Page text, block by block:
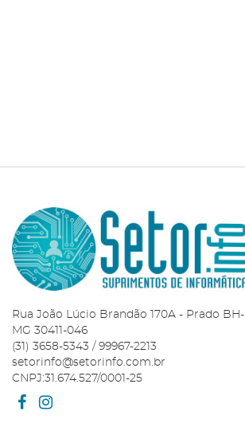
Rua João Lúcio Brandão 170A - Prado BH-
MG 30411-046
(31) 3658-5343 / 99967-2213
setorinfo@setorinfo.com.br
CNPJ:31.674.527/0001-25